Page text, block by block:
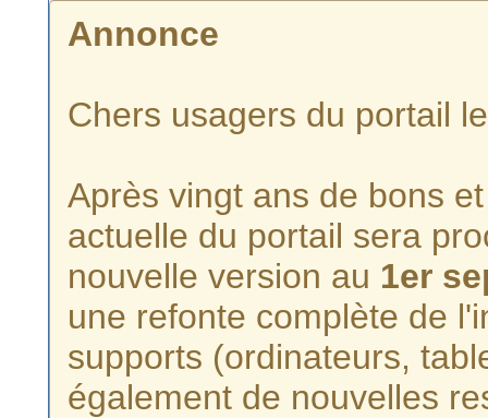
Annonce
Chers usagers du portail
Après vingt ans de bons
actuelle du portail sera
nouvelle version au 1er
une refonte complète de
supports (ordinateurs,
également de nouvelles